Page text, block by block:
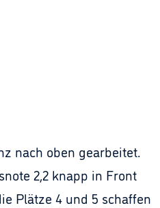
nach oben gearbeitet.
2,2 knapp in Front
Plätze 4 und 5 schaffen